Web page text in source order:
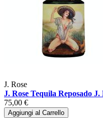
J. Rose
J. Rose Tequila Reposado J.
75,00 €
Aggiungi al Carrello